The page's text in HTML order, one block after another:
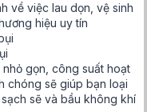
về việc lau dọn, vệ sinh
hiệu uy tín
nhỏ gọn, công suất hoạt
chóng sẽ giúp bạn loại
sẽ và bầu không khí